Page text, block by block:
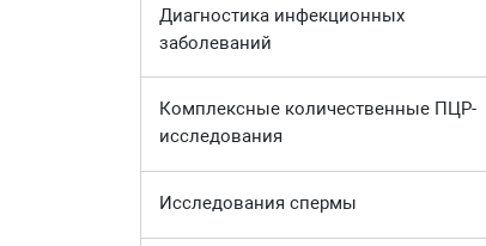
Диагностика инфекционных
заболеваний
Комплексные количественные ПЦР-
исследования
Исследования спермы